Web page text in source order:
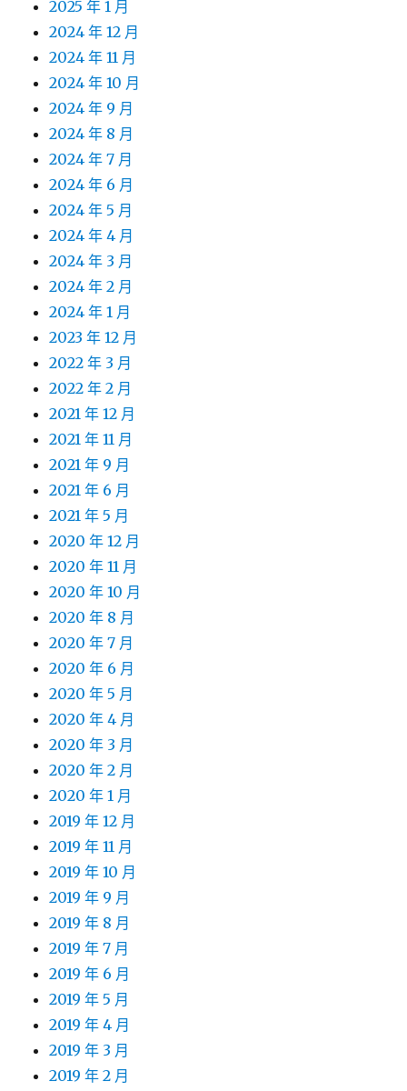
2025 年 1 月
2024 年 12 月
2024 年 11 月
2024 年 10 月
2024 年 9 月
2024 年 8 月
2024 年 7 月
2024 年 6 月
2024 年 5 月
2024 年 4 月
2024 年 3 月
2024 年 2 月
2024 年 1 月
2023 年 12 月
2022 年 3 月
2022 年 2 月
2021 年 12 月
2021 年 11 月
2021 年 9 月
2021 年 6 月
2021 年 5 月
2020 年 12 月
2020 年 11 月
2020 年 10 月
2020 年 8 月
2020 年 7 月
2020 年 6 月
2020 年 5 月
2020 年 4 月
2020 年 3 月
2020 年 2 月
2020 年 1 月
2019 年 12 月
2019 年 11 月
2019 年 10 月
2019 年 9 月
2019 年 8 月
2019 年 7 月
2019 年 6 月
2019 年 5 月
2019 年 4 月
2019 年 3 月
2019 年 2 月